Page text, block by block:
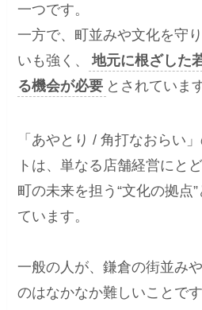
一つです。
一方で、町並みや文化を守
いも強く、
地元に根ざした
る機会が必要 とされていま
「あやとり / 角打なおらい
トは、単なる店舗経営にとど
町の未来を担う“文化の拠点
ています。
一般の人が、鎌倉の街並み
のはなかなか難しいことです